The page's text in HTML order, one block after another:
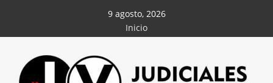
contenido
9 agosto, 2026
Inicio